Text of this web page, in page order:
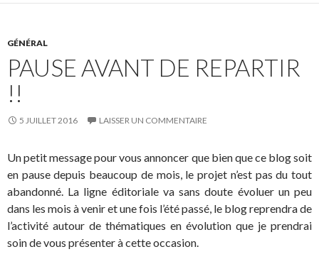
GÉNÉRAL
PAUSE AVANT DE REPARTIR
!!
5 JUILLET 2016 LAISSER UN COMMENTAIRE
Un petit message pour vous annoncer que bien que ce blog soit
en pause depuis beaucoup de mois, le projet n’est pas du tout
abandonné. La ligne éditoriale va sans doute évoluer un peu
dans les mois à venir et une fois l’été passé, le blog reprendra de
l’activité autour de thématiques en évolution que je prendrai
soin de vous présenter à cette occasion.